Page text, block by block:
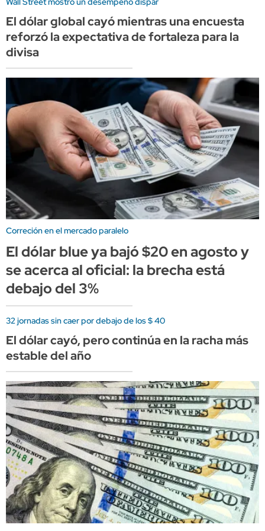
El dólar global cayó mientras una encuesta
reforzó la expectativa de fortaleza para la
divisa
Correción en el mercado paralelo
El dólar blue ya bajó $20 en agosto y
se acerca al oficial: la brecha está
debajo del 3%
32 jornadas sin caer por debajo de los $ 40
El dólar cayó, pero continúa en la racha más
estable del año